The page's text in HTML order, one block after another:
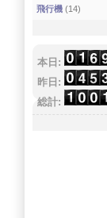
飛行機 (14)
本日:
昨日:
総計: